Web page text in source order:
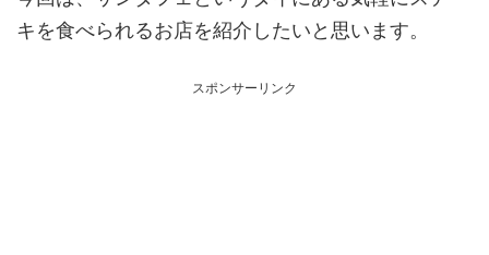
キを食べられるお店を紹介したいと思います。
スポンサーリンク